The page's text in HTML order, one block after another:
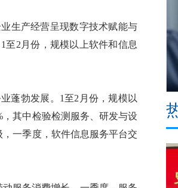
生产经营呈现数字技术赋能与
至2月份，规模以上软件和信息
蓬勃发展。1至2月份，规模以
，其中检验检测服务、研发与设
一季度，软件信息服务平台交